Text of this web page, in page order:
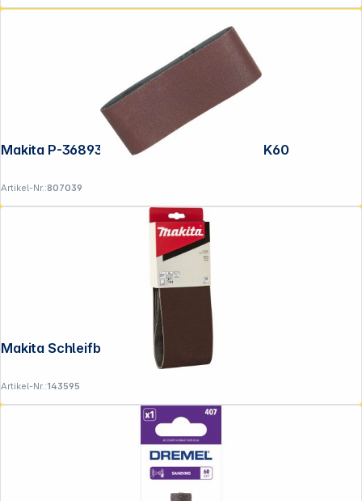
Makita P-36893 Schleifband 100x610mm K60
Artikel-Nr.:807039
Makita Schleifband 100x610mm K150
Artikel-Nr.:143595